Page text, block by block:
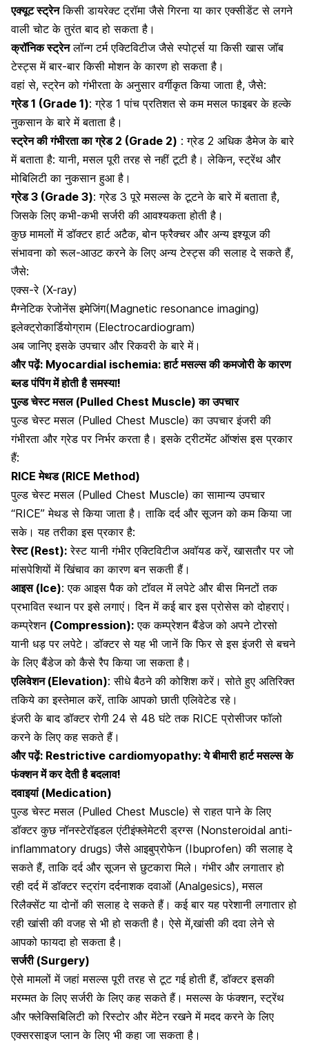
एक्यूट स्ट्रेनकिसी डायरेक्ट ट्रॉमा जैसे गिरना या कार एक्सीडेंट से लगने
वाली चोट के तुरंत बाद हो सकता है।
क्रॉनिक स्ट्रेनलॉन्ग टर्म एक्टिविटीज जैसे स्पोर्ट्स या किसी खास जॉब
टेस्ट्स में बार-बार किसी मोशन के कारण हो सकता है।
वहां से,स्ट्रेन को गंभीरता के अनुसार वर्गीकृतकिया जाता है, जैसे:
ग्रेड 1 (Grade 1): ग्रेड 1 पांच प्रतिशत से कम मसल फाइबर के हल्के
नुकसान के बारे में बताता है।
स्ट्रेन की गंभीरता का ग्रेड 2 (Grade 2) : ग्रेड 2 अधिक डैमेज के बारे
में बताता है: यानी, मसल पूरी तरह से नहीं टूटी है। लेकिन, स्ट्रेंथ और
मोबिलिटी का नुकसान हुआ है।
ग्रेड 3 (Grade 3): ग्रेड 3 पूरे मसल्स के टूटने के बारे में बताता है,
जिसके लिए कभी-कभीसर्जरी की आवश्यकता होती है ।
कुछ मामलों में डॉक्टर हार्ट अटैक, बोन फ्रैक्चर और अन्य इश्यूज की
संभावना को रूल-आउट करने के लिए अन्य टेस्ट्स की सलाह दे सकते हैं,
जैसे:
एक्स-रे (X-ray)
मैग्नेटिक रेजोनेंस इमेजिंग(Magnetic resonance imaging)
इलेक्ट्रोकार्डियोग्राम (Electrocardiogram)
अब जानिए इसके उपचार और रिकवरी के बारे में।
और पढ़ें: Myocardial ischemia: हार्ट मसल्स की कमजोरी के कारण
ब्लड पंपिंग में होती है समस्या!
पुल्ड चेस्ट मसल (Pulled Chest Muscle) का उपचार
पुल्ड चेस्ट मसल (Pulled Chest Muscle) का उपचार इंजरी की
गंभीरता और ग्रेड पर निर्भर करता है। इसके ट्रीटमेंट ऑप्शंस इस प्रकार
हैं:
RICE मेथड (RICE Method)
पुल्ड चेस्ट मसल (Pulled Chest Muscle) का सामान्य उपचार
“RICE” मेथड से किया जाता है। ताकि दर्द और सूजन को कम किया जा
सके। यह तरीका इस प्रकार है:
रेस्ट (Rest): रेस्ट यानी गंभीर एक्टिविटीज अवॉयड करें, खासतौर पर जो
मांसपेशियों में खिंचाव का कारणबन सकती हैं।
आइस (Ice): एक आइस पैक को टॉवल में लपेटे और बीस मिनटों तक
प्रभावित स्थान पर इसे लगाएं। दिन में कई बार इस प्रोसेस को दोहराएं।
कम्प्रेशन (Compression): एक कम्प्रेशन बैंडेज को अपने टोरसो
यानी धड़ पर लपेटे। डॉक्टर से यह भी जानें कि फिर से इस इंजरी से बचने
के लिए बैंडेज को कैसे रैप किया जा सकता है।
एलिवेशन (Elevation): सीधे बैठने की कोशिश करें। सोते हुए अतिरिक्त
तकिये का इस्तेमाल करें, ताकि आपकोछाती एलिवेटेड रहे।
इंजरी के बाद डॉक्टर रोगी 24 से 48 घंटे तक RICE प्रोसीजर फॉलो
करने के लिए कह सकते हैं।
और पढ़ें: Restrictive cardiomyopathy: ये बीमारी हार्ट मसल्स के
फंक्शन में कर देती है बदलाव!
दवाइयां (Medication)
पुल्ड चेस्ट मसल (Pulled Chest Muscle) से राहत पाने के लिए
डॉक्टर कुछ नॉनस्टेरॉइडल एंटीइंफ्लेमेटरी ड्रग्स (Nonsteroidal anti-
inflammatory drugs) जैसे आइबुप्रोफेन (Ibuprofen) की सलाह दे
सकते हैं, ताकि दर्द और सूजन से छुटकारा मिले।गंभीर और लगातार हो
रही दर्द में डॉक्टर स्ट्रांग दर्दनाशक दवाओं (Analgesics), मसल
रिलैक्सेंट या दोनों की सलाह दे सकते हैं।कई बार यह परेशानी लगातार हो
रही खांसी की वजह से भी हो सकती है। ऐसे में,खांसी की दवा लेने से
आपको फायदा हो सकता है।
सर्जरी (Surgery)
ऐसे मामलों में जहां मसल्स पूरी तरह से टूट गई होती हैं, डॉक्टर इसकी
मरम्मत के लिए सर्जरी के लिए कह सकते हैं। मसल्स के फंक्शन, स्ट्रेंथ
औरफ्लेक्सिबिलिटी को रिस्टोरऔर मेंटेन रखने में मदद करने के लिए
एक्सरसाइज प्लान के लिए भी कहा जा सकता है।